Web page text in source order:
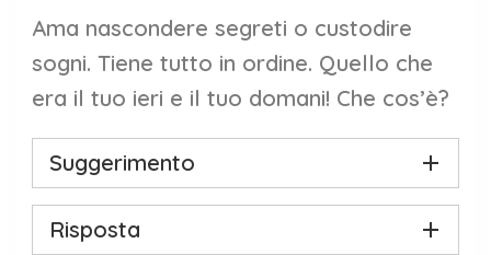
Ama nascondere segreti o custodire
sogni. Tiene tutto in ordine. Quello che
era il tuo ieri e il tuo domani! Che cos’è?
Suggerimento
Risposta